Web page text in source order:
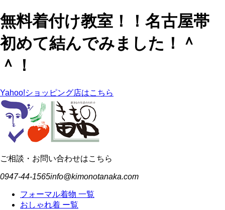
無料着付け教室！！名古屋帯
初めて結んでみました！＾
＾！
Yahoo!ショッピング店はこちら
ご相談・お問い合わせはこちら
0947-44-1565info@kimonotanaka.com
フォーマル着物 一覧
おしゃれ着 ー覧